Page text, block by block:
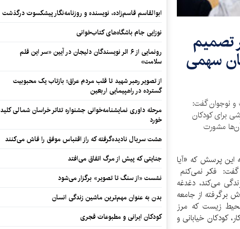
تصمیم
سهمی
و نوجوان گفت:
برای کودکان
مشورت
این پرسش که «آیا
گفت: فکر نمی‌کنم
می‌کند، دغدغه
برگرفته از جامعه
زیست که مرز
خیابانی و
ابوالقاسم قاسم‌زاده، نویسنده و روزنامه‌نگار پیشکسوت درگذشت
نوزایی جام باشگاه‌های کتاب‌خوانی
رونمایی از ۶ اثر نویسندگان دلیجان در آیین «سر این قلم
سلامت»
از تصویر رهبر شهید تا قلب مردم عراق؛ بازتاب یک محبوبیت
گسترده در راهپیمایی اربعین
مرحله داوری نمایشنامه‌خوانی جشنواره تئاتر خراسان شمالی کلید
خورد
هشت سریال نادیده‌گرفته که راز اقتباس موفق را فاش می‌کنند
جنایتی که پیش از مرگ اتفاق می‌افتد
نشست «از سنگ تا تصویر» برگزار می‌شود
بدن به عنوان مهم‌ترین ماشین زندگی انسان
کودکان ایرانی و مطبوعات قجری